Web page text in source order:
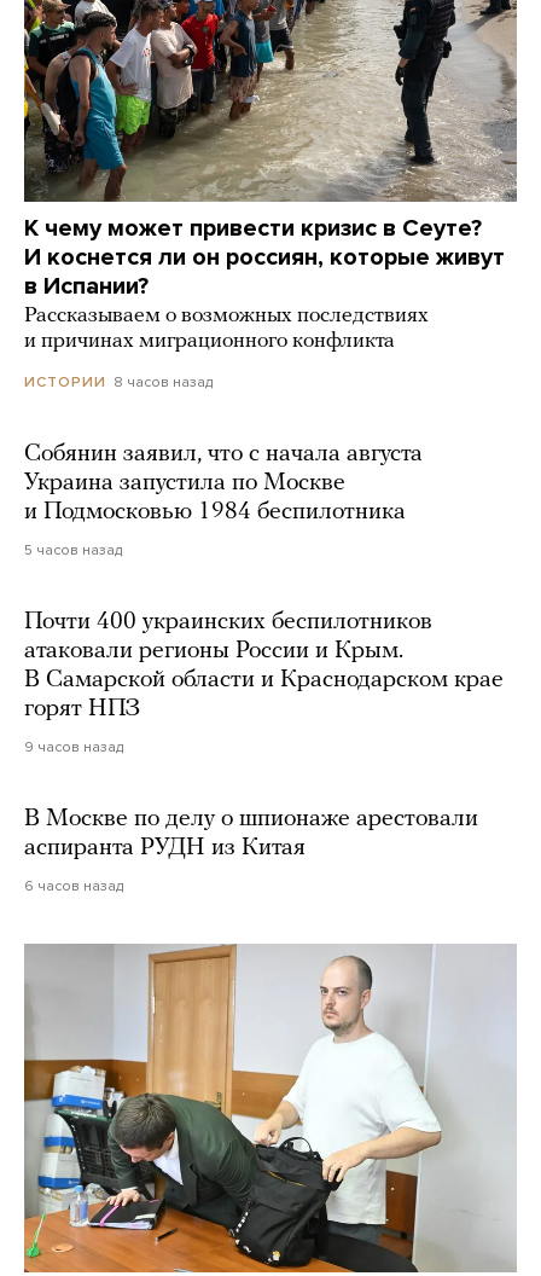
К чему может привести кризис в Сеуте?
И коснется ли он россиян, которые живут
в Испании?
Рассказываем о возможных последствиях
и причинах миграционного конфликта
ИСТОРИИ 8 часов назад
Собянин заявил, что с начала августа
Украина запустила по Москве
и Подмосковью 1984 беспилотника
5 часов назад
Почти 400 украинских беспилотников
атаковали регионы России и Крым.
В Самарской области и Краснодарском крае
горят НПЗ
9 часов назад
В Москве по делу о шпионаже арестовали
аспиранта РУДН из Китая
6 часов назад